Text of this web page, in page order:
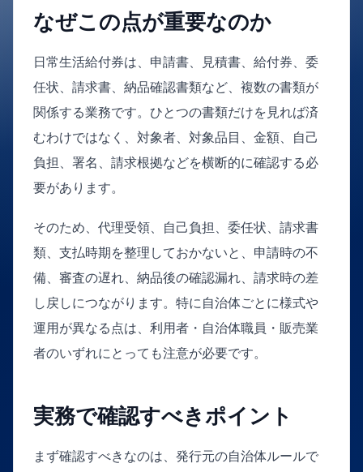
なぜこの点が重要なのか
日常生活給付券は、申請書、見積書、給付券、委
任状、請求書、納品確認書類など、複数の書類が
関係する業務です。ひとつの書類だけを見れば済
むわけではなく、対象者、対象品目、金額、自己
負担、署名、請求根拠などを横断的に確認する必
要があります。
そのため、代理受領、自己負担、委任状、請求書
類、支払時期を整理しておかないと、申請時の不
備、審査の遅れ、納品後の確認漏れ、請求時の差
し戻しにつながります。特に自治体ごとに様式や
運用が異なる点は、利用者・自治体職員・販売業
者のいずれにとっても注意が必要です。
実務で確認すべきポイント
まず確認すべきなのは、発行元の自治体ルールで